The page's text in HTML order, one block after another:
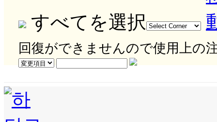
すべてを選択
回復ができませんので使用上の